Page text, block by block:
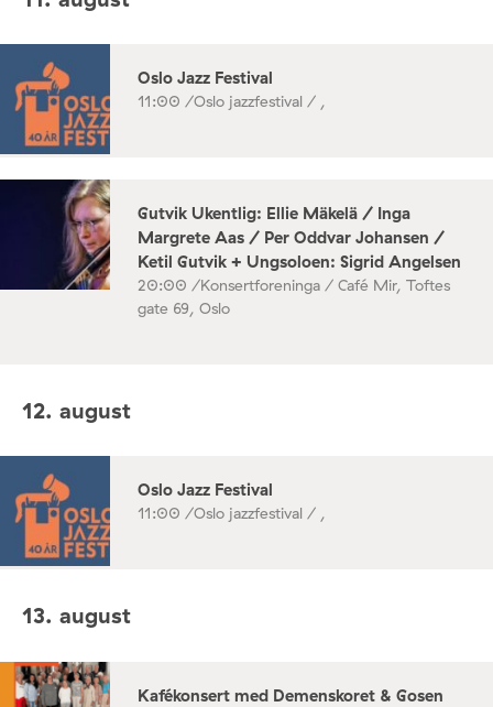
Oslo Jazz Festival
11:00 /Oslo jazzfestival / ,
Gutvik Ukentlig: Ellie Mäkelä / Inga
Margrete Aas / Per Oddvar Johansen /
Ketil Gutvik + Ungsoloen: Sigrid Angelsen
20:00 /Konsertforeninga / Café Mir, Toftes
gate 69, Oslo
12. august
Oslo Jazz Festival
11:00 /Oslo jazzfestival / ,
13. august
Kafékonsert med Demenskoret & Gosen